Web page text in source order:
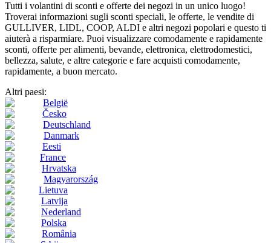
Tutti i volantini di sconti e offerte dei negozi in un unico luogo!
Troverai informazioni sugli sconti speciali, le offerte, le vendite di
GULLIVER, LIDL, COOP, ALDI e altri negozi popolari e questo ti
aiuterà a risparmiare. Puoi visualizzare comodamente e rapidamente
sconti, offerte per alimenti, bevande, elettronica, elettrodomestici,
bellezza, salute, e altre categorie e fare acquisti comodamente,
rapidamente, a buon mercato.
Altri paesi:
België
Česko
Deutschland
Danmark
Eesti
France
Hrvatska
Magyarország
Lietuva
Latvija
Nederland
Polska
România